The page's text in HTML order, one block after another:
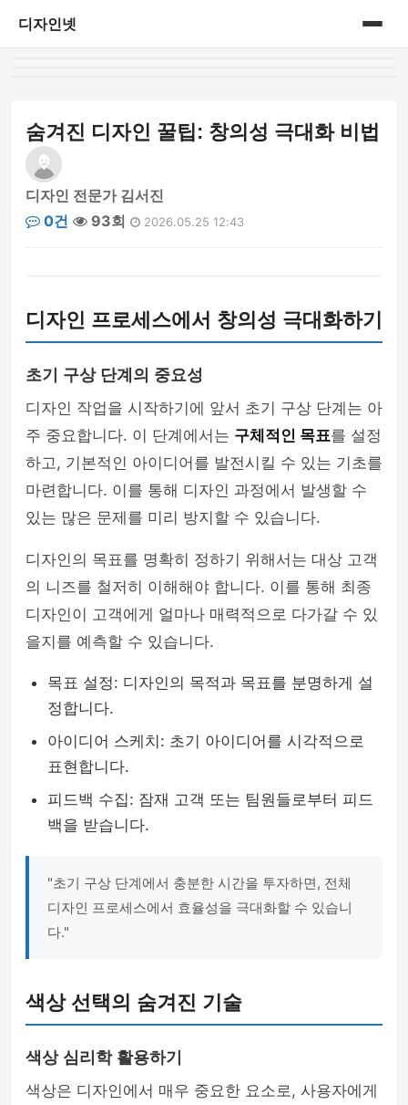
디자인넷
숨겨진 디자인 꿀팁: 창의성 극대화 비법
디자인 전문가 김서진
0건
93회 2026.05.25 12:43
디자인 프로세스에서 창의성 극대화하기
초기 구상 단계의 중요성
디자인 작업을 시작하기에 앞서 초기 구상 단계는 아
주 중요합니다. 이 단계에서는 구체적인 목표를 설정
하고, 기본적인 아이디어를 발전시킬 수 있는 기초를
마련합니다. 이를 통해 디자인 과정에서 발생할 수
있는 많은 문제를 미리 방지할 수 있습니다.
디자인의 목표를 명확히 정하기 위해서는 대상 고객
의 니즈를 철저히 이해해야 합니다. 이를 통해 최종
디자인이 고객에게 얼마나 매력적으로 다가갈 수 있
을지를 예측할 수 있습니다.
목표 설정: 디자인의 목적과 목표를 분명하게 설
정합니다.
아이디어 스케치: 초기 아이디어를 시각적으로
표현합니다.
피드백 수집: 잠재 고객 또는 팀원들로부터 피드
백을 받습니다.
"초기 구상 단계에서 충분한 시간을 투자하면, 전체
디자인 프로세스에서 효율성을 극대화할 수 있습니
다."
색상 선택의 숨겨진 기술
색상 심리학 활용하기
색상은 디자인에서 매우 중요한 요소로, 사용자에게